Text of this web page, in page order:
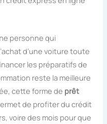
personne qui
d’une voiture toute
les préparatifs de
reste la meilleure
cette forme de prêt
de profiter du crédit
voire des mois pour que